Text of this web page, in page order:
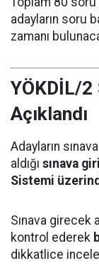
adayların soru
zamanı
YÖKDİL/2
Açıklandı
Adayların
aldığı sınava
Sistemi
Sınava girecek
kontrol ederek
dikkatlice